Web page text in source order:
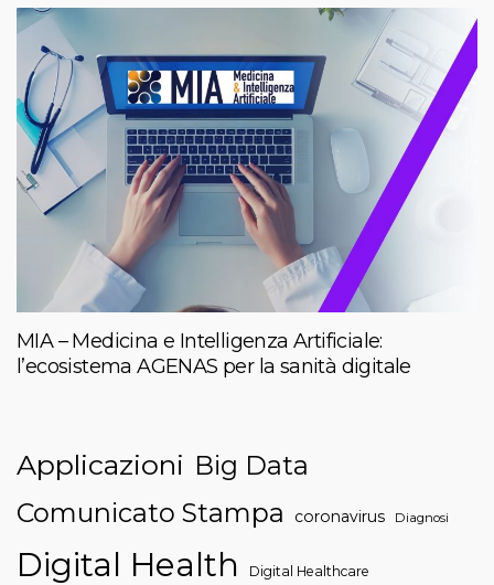
MIA – Medicina e Intelligenza Artificiale:
l’ecosistema AGENAS per la sanità digitale
Applicazioni Big Data
Comunicato Stampa
coronavirus Diagnosi
Digital Health Digital Healthcare